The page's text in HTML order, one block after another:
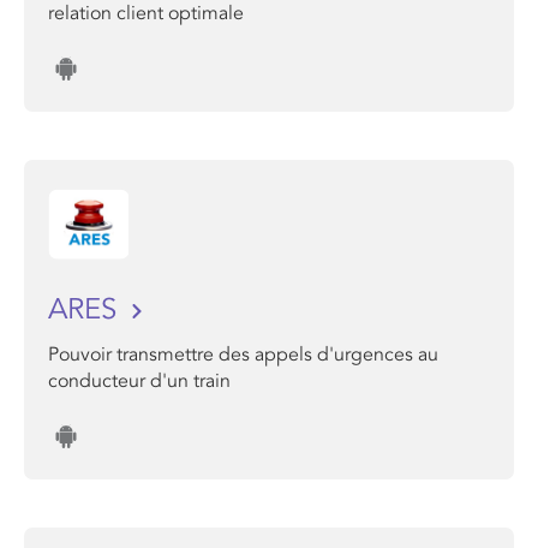
relation client optimale
ARES
Pouvoir transmettre des appels d'urgences au
conducteur d'un train